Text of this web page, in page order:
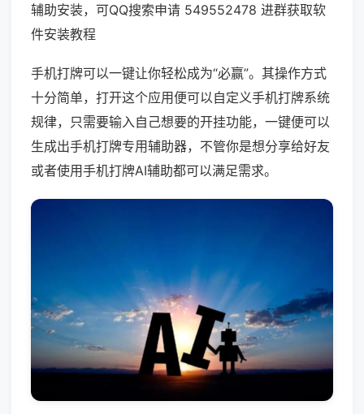
辅助安装，可QQ搜索申请 549552478 进群获取软
件安装教程
手机打牌可以一键让你轻松成为“必赢”。其操作方式
十分简单，打开这个应用便可以自定义手机打牌系统
规律，只需要输入自己想要的开挂功能，一键便可以
生成出手机打牌专用辅助器，不管你是想分享给好友
或者使用手机打牌AI辅助都可以满足需求。